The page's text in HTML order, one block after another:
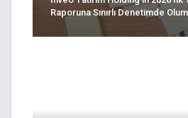
Raporuna Sınırlı Denetimde